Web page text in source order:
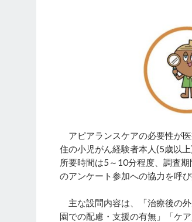
アピアランスケアの必要性が
住の小児がん経験者本人(5歳以上
所要時間は5～10分程度、調査
のアンケート参加への協力を呼び
主な設問内容は、「治療後の
園での配慮・支援の有無」「ケ